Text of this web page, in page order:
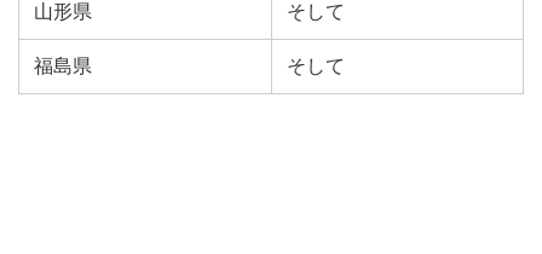
山形県 そして
福島県 そして